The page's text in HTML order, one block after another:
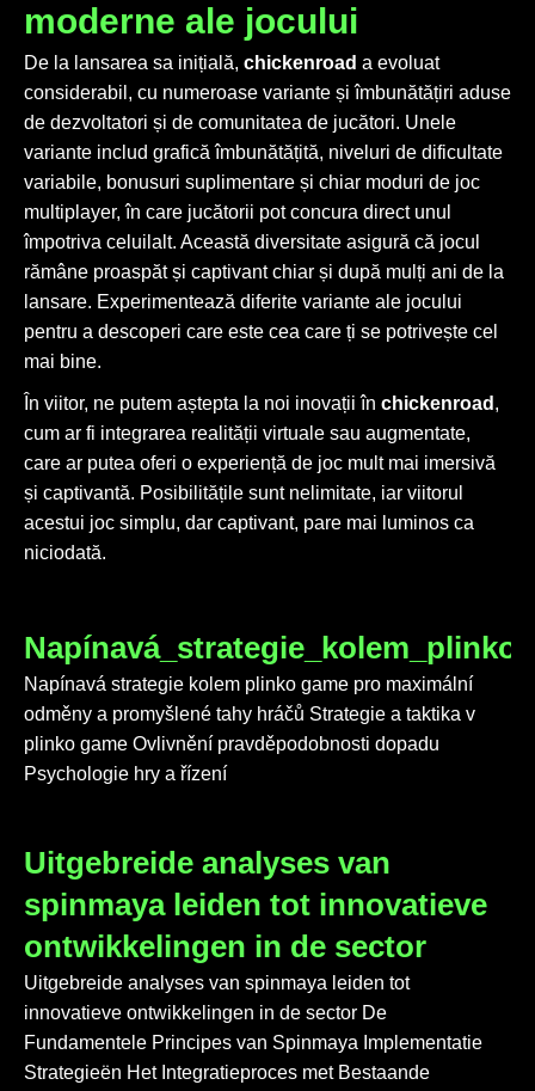
moderne ale jocului
De la lansarea sa inițială, chickenroad a evoluat
considerabil, cu numeroase variante și îmbunătățiri aduse
de dezvoltatori și de comunitatea de jucători. Unele
variante includ grafică îmbunătățită, niveluri de dificultate
variabile, bonusuri suplimentare și chiar moduri de joc
multiplayer, în care jucătorii pot concura direct unul
împotriva celuilalt. Această diversitate asigură că jocul
rămâne proaspăt și captivant chiar și după mulți ani de la
lansare. Experimentează diferite variante ale jocului
pentru a descoperi care este cea care ți se potrivește cel
mai bine.
În viitor, ne putem aștepta la noi inovații în chickenroad ,
cum ar fi integrarea realității virtuale sau augmentate,
care ar putea oferi o experiență de joc mult mai imersivă
și captivantă. Posibilitățile sunt nelimitate, iar viitorul
acestui joc simplu, dar captivant, pare mai luminos ca
niciodată.
Napínavá strategie kolem plinko game pro maximální
odměny a promyšlené tahy hráčů Strategie a taktika v
plinko game Ovlivnění pravděpodobnosti dopadu
Psychologie hry a řízení
Uitgebreide analyses van
spinmaya leiden tot innovatieve
ontwikkelingen in de sector
Uitgebreide analyses van spinmaya leiden tot
innovatieve ontwikkelingen in de sector De
Fundamentele Principes van Spinmaya Implementatie
Strategieën Het Integratieproces met Bestaande